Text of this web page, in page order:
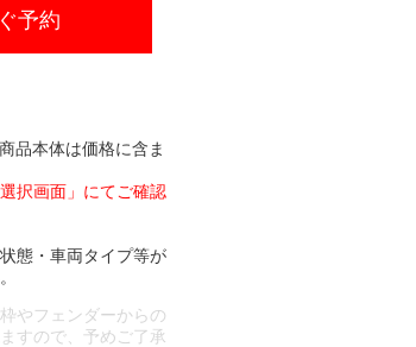
予約
品本体は価格に含ま
択画面」にてご確認
態・車両タイプ等が
やフェンダーからの
すので、予めご了承